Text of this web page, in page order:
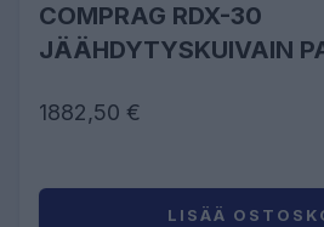
COMPRAG RDX-30
JÄÄHDYTYSKUIVAIN
1882,50 €
LISÄÄ